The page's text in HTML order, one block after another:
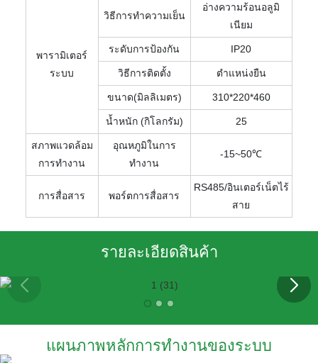
พารามิเตอร์
ระบบ
วิธีการทำความเย็น
อ่างความร้อนอลูมิ
เนียม
ระดับการป้องกัน IP20
วิธีการติดตั้ง ตำแหน่งยืน
ขนาด(มิลลิเมตร) 310*220*460
น้ำหนัก (กิโลกรัม) 25
สภาพแวดล้อม
การทำงาน
อุณหภูมิในการ
ทำงาน
-15~50℃
การสื่อสาร พอร์ตการสื่อสาร
RS485/อินเตอร์เน็ตไร้
สาย
รายละเอียดสินค้า
แผนภาพหลักการทำงานของระบบ